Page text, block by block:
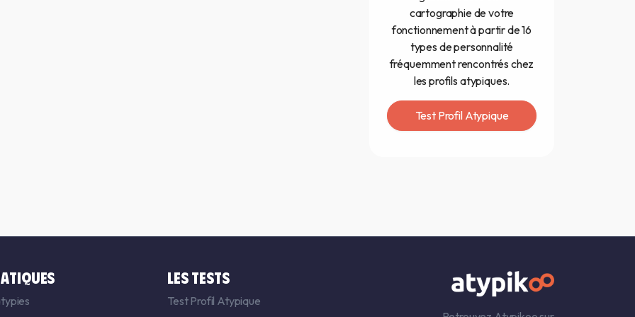
cartographie de votre
fonctionnement à partir de 16
types de personnalité
fréquemment rencontrés chez
les profils atypiques.
Test Profil Atypique
LES TESTS
Test Profil Atypique